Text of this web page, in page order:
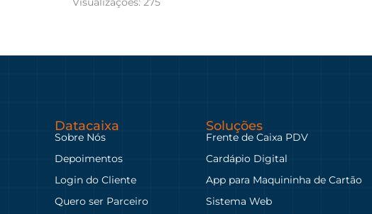
Datacaixa
Sobre Nós
Depoimentos
Login do Cliente
Quero ser Parceiro
Soluções
Frente de Caixa PDV
Cardápio Digital
App para Maquininha de Cartão
Sistema Web